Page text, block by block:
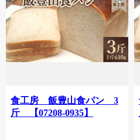
食工房 飯豊山食パン 3
斤 【07208-0935】